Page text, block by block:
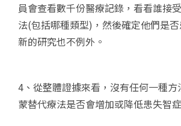
員會查看數千份醫療記錄，看看誰接
法(包括哪種類型)，然後確定他們是
新的研究也不例外。
4、從整體證據來看，沒有任何一種方
蒙替代療法是否會增加或降低患失智